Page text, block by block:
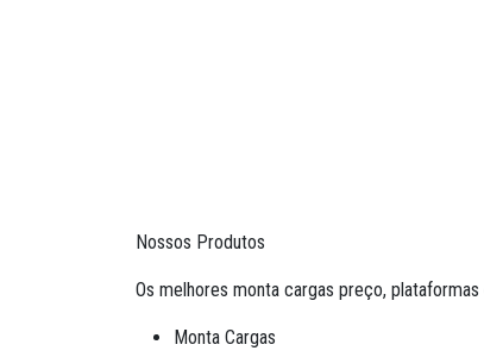
Nossos Produtos
Os melhores monta cargas preço,
Monta Cargas